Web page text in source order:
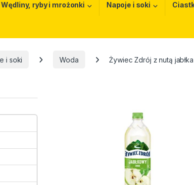
Wędliny, ryby i mrożonki Napoje i soki
i soki Woda Żywiec Zdrój z nutą